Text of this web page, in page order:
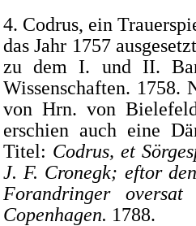
4. Codrus, ein
das Jahr 1757
zu dem I. und II.
Wissenschaften.
von Hrn. von
erschien auch eine
Titel: Codrus, et
J. F. Cronegk; eftor
Forandringer
Copenhagen. 1788.